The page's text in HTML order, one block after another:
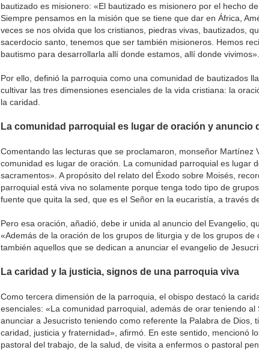
bautizado es misionero: «El bautizado es misionero por el hecho
Siempre pensamos en la misión que se tiene que dar en África,
veces se nos olvida que los cristianos, piedras vivas, bautizados,
sacerdocio santo, tenemos que ser también misioneros. Hemos
bautismo para desarrollarla allí donde estamos, allí donde vivimos».
Por ello, definió la parroquia como una comunidad de bautizados
cultivar las tres dimensiones esenciales de la vida cristiana: la
la caridad.
La comunidad parroquial es lugar de oración y anuncio
Comentando las lecturas que se proclamaron, monseñor Martínez
comunidad es lugar de oración. La comunidad parroquial es lugar
sacramentos». A propósito del relato del Éxodo sobre Moisés,
parroquial está viva no solamente porque tenga todo tipo de
fuente que quita la sed, que es el Señor en la eucaristía, a través
Pero esa oración, añadió, debe ir unida al anuncio del Evangelio,
«Además de la oración de los grupos de liturgia y de los grupos de
también aquellos que se dedican a anunciar el evangelio de
La caridad y la justicia, signos de una parroquia viva
Como tercera dimensión de la parroquia, el obispo destacó la
esenciales: «La comunidad parroquial, además de orar teniendo al
anunciar a Jesucristo teniendo como referente la Palabra de Dios,
caridad, justicia y fraternidad», afirmó. En este sentido, mencionó
pastoral del trabajo, de la salud, de visita a enfermos o pastoral